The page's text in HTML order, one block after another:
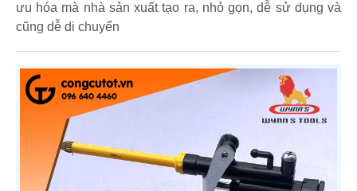
ưu hóa mà nhà sản xuất tạo ra, nhỏ gọn, dễ sử dụng và
cũng dễ di chuyển